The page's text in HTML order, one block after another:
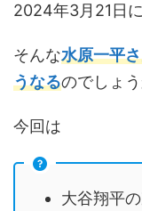
2024年3月21日
そんな水原一平
うなるのでしょう
今回は
大谷翔平